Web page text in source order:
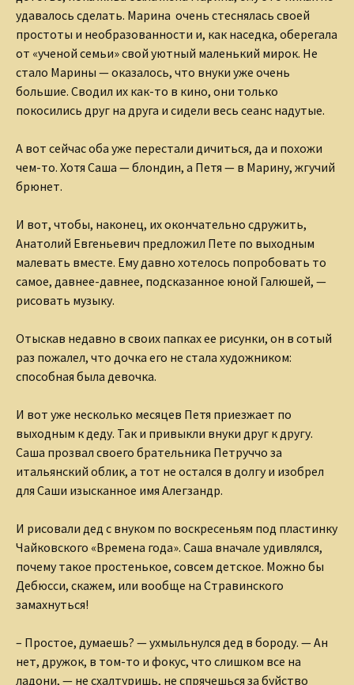
удавалось сделать. Марина очень стеснялась своей
простоты и необразованности и, как наседка, оберегала
от «ученой семьи» свой уютный маленький мирок. Не
стало Марины — оказалось, что внуки уже очень
большие. Сводил их как-то в кино, они только
покосились друг на друга и сидели весь сеанс надутые.
А вот сейчас оба уже перестали дичиться, да и похожи
чем-то. Хотя Саша — блондин, а Петя — в Марину, жгучий
брюнет.
И вот, чтобы, наконец, их окончательно сдружить,
Анатолий Евгеньевич предложил Пете по выходным
малевать вместе. Ему давно хотелось попробовать то
самое, давнее-давнее, подсказанное юной Галюшей, —
рисовать музыку.
Отыскав недавно в своих папках ее рисунки, он в сотый
раз пожалел, что дочка его не стала художником:
способная была девочка.
И вот уже несколько месяцев Петя приезжает по
выходным к деду. Так и привыкли внуки друг к другу.
Саша прозвал своего брательника Петруччо за
итальянский облик, а тот не остался в долгу и изобрел
для Саши изысканное имя Алегзандр.
И рисовали дед с внуком по воскресеньям под пластинку
Чайковского «Времена года». Саша вначале удивлялся,
почему такое простенькое, совсем детское. Можно бы
Дебюсси, скажем, или вообще на Стравинского
замахнуться!
– Простое, думаешь? — ухмыльнулся дед в бороду. — Ан
нет, дружок, в том-то и фокус, что слишком все на
ладони, — не схалтуришь, не спрячешься за буйство